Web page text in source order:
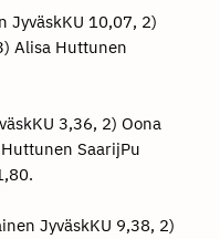
JyväskKU 10,07, 2)
Alisa Huttunen
3,36, 2) Oona
SaarijPu
JyväskKU 9,38, 2)